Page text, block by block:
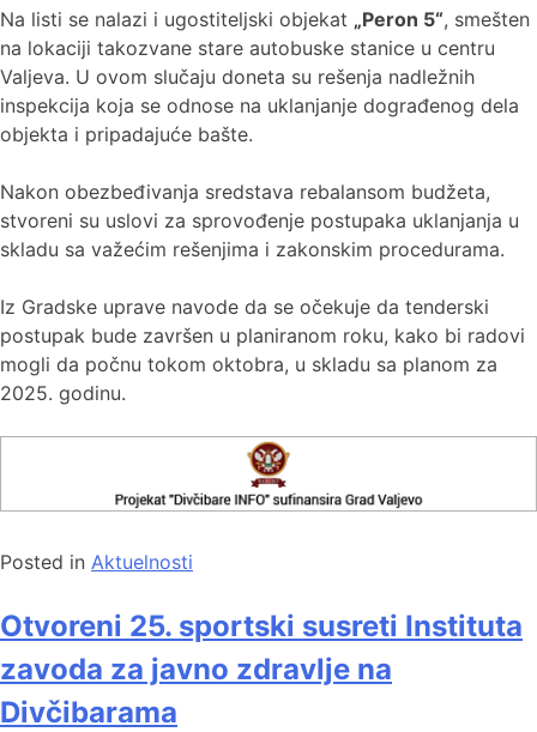
Na listi se nalazi i ugostiteljski objekat „Peron 5“, smešten
na lokaciji takozvane stare autobuske stanice u centru
Valjeva. U ovom slučaju doneta su rešenja nadležnih
inspekcija koja se odnose na uklanjanje dograđenog dela
objekta i pripadajuće bašte.
Nakon obezbeđivanja sredstava rebalansom budžeta,
stvoreni su uslovi za sprovođenje postupaka uklanjanja u
skladu sa važećim rešenjima i zakonskim procedurama.
Iz Gradske uprave navode da se očekuje da tenderski
postupak bude završen u planiranom roku, kako bi radovi
mogli da počnu tokom oktobra, u skladu sa planom za
2025. godinu.
Posted in Aktuelnosti
Otvoreni 25. sportski susreti Instituta
zavoda za javno zdravlje na
Divčibarama